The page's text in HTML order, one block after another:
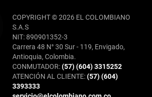
COPYRIGHT © 2026 EL COLOMBIANO
S.A.S
NIT: 890901352-3
Carrera 48 N° 30 Sur - 119, Envigado,
Antioquia, Colombia.
CONMUTADOR:(57) (604) 3315252
ATENCIÓN AL CLIENTE:(57) (604)
3393333